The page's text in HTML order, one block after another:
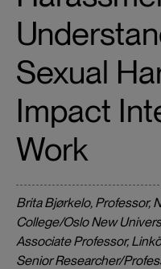
Sexual
Impact
Work
Brita Bjørkelo, Professor,
College/Oslo New
Associate Professor,
Senior Researcher/